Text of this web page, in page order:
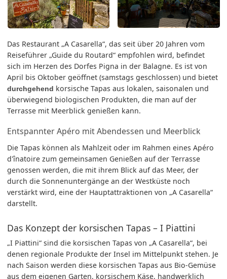
Das Restaurant „A Casarella“, das seit über 20 Jahren vom
Reiseführer „Guide du Routard“ empfohlen wird, befindet
sich im Herzen des Dorfes Pigna in der Balagne. Es ist von
April bis Oktober geöffnet (samstags geschlossen) und bietet
durchgehend korsische Tapas aus lokalen, saisonalen und
überwiegend biologischen Produkten, die man auf der
Terrasse mit Meerblick genießen kann.
Entspannter Apéro mit Abendessen und Meerblick
Die Tapas können als Mahlzeit oder im Rahmen eines Apéro
d'înatoire zum gemeinsamen Genießen auf der Terrasse
genossen werden, die mit ihrem Blick auf das Meer, der
durch die Sonnenuntergänge an der Westküste noch
verstärkt wird, eine der Hauptattraktionen von „A Casarella“
darstellt.
Das Konzept der korsischen Tapas – I Piattini
„I Piattini“ sind die korsischen Tapas von „A Casarella“, bei
denen regionale Produkte der Insel im Mittelpunkt stehen. Je
nach Saison werden diese korsischen Tapas aus Bio-Gemüse
aus dem eigenen Garten, korsischem Käse, handwerklich